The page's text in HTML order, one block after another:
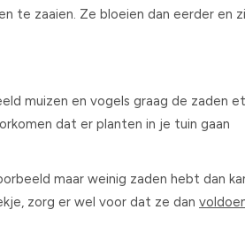
te zaaien. Ze bloeien dan eerder en
muizen en vogels graag de zaden
dat er planten in je tuin gaan
maar weinig zaden hebt dan
zorg er wel voor dat ze dan